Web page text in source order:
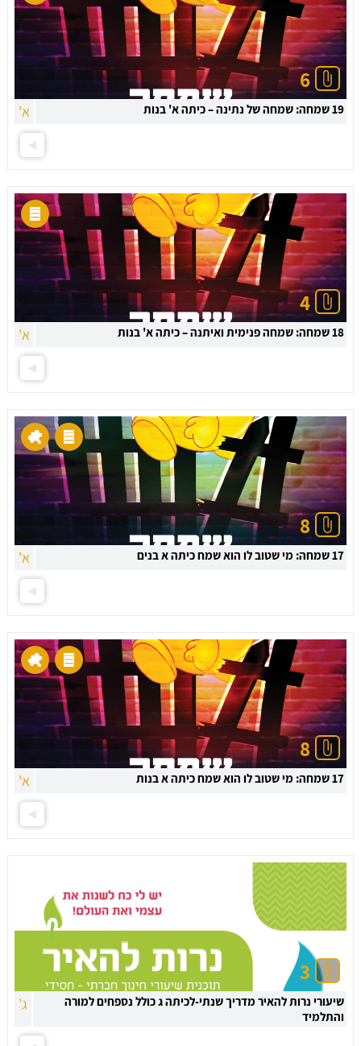
6
19 שמחה: שמחה של נתינה – כיתה א' בנות א'
4
18 שמחה: שמחה פנימית ואיתנה – כיתה א' בנות א'
8
17 שמחה: מי שטוב לו הוא שמח כיתה א בנים א'
8
17 שמחה: מי שטוב לו הוא שמח כיתה א בנות א'
3
שיעורי נרות להאיר מדריך שנתי-לכיתה ג כולל נספחים למורה
והתלמיד
ג'